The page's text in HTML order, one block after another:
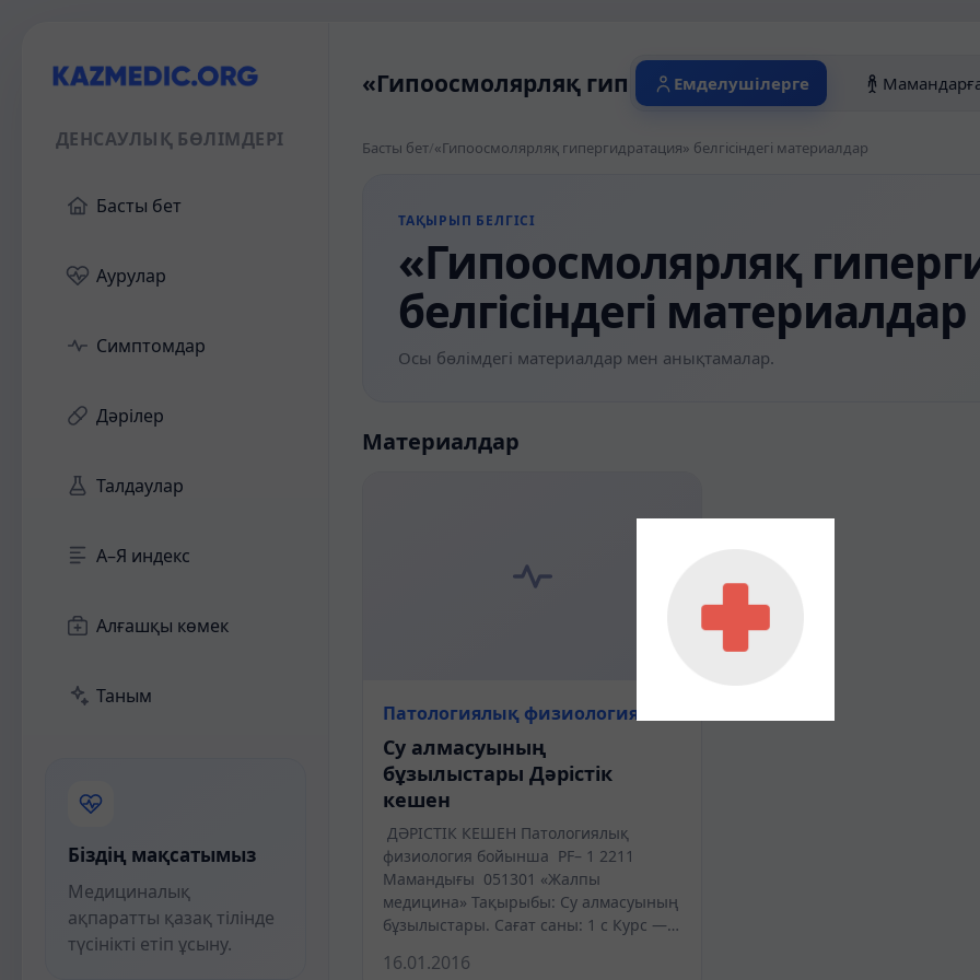
ДЕНСАУЛЫҚ БӨЛІМДЕРІ
Басты бет
Аурулар
Симптомдар
Дәрілер
Талдаулар
А–Я индекс
Алғашқы көмек
Таным
Біздің мақсатымыз
Медициналық
ақпаратты қазақ тілінде
түсінікті етіп ұсыну.
«Гипоосмолярляқ гипергидратация» белгісіндегі
Емделушілерге
Басты бет/«Гипоосмолярляқ гипергидратация» белгісіндегі материалдар
ТАҚЫРЫП БЕЛГІСІ
«Гипоосмолярляқ
белгісіндегі материалдар
Осы бөлімдегі материалдар мен анықтамалар.
Материалдар
Патологиялық физиология
Су алмасуының
бұзылыстары Дәрістік
кешен
ДӘРІСТІК КЕШЕН Патологиялық
физиология бойынша PF– 1 2211
Мамандығы 051301 «Жалпы
медицина» Тақырыбы: Су алмасуының
бұзылыстары. Сағат саны: 1 с Курс —…
16.01.2016